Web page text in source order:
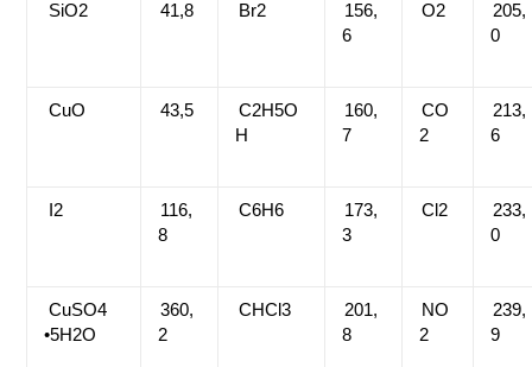
SiO2 41,8 Br2
156,
6
O2
205,
0
CuO 43,5
C2H5O
H
160,
7
CO
2
213,
6
I2
116,
8
C6H6
173,
3
Cl2
233,
0
CuSO4
•5H2O
360,
2
CHCl3
201,
8
NO
2
239,
9